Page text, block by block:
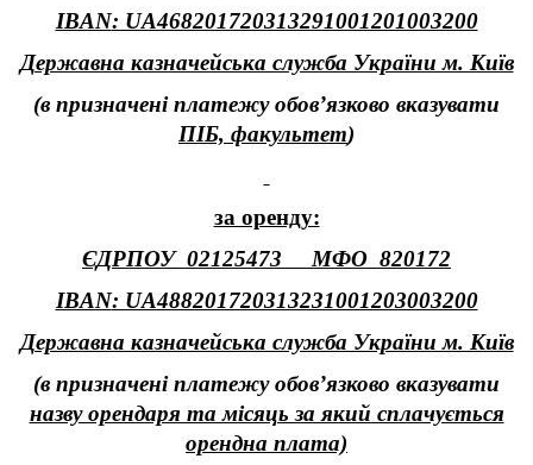
IBAN: UA468201720313291001201003200
Державна казначейська служба України м. Київ
(в призначені платежу обов’язково вказувати
ПІБ, факультет)
за оренду:
ЄДРПОУ 02125473 МФО 820172
IBAN: UA488201720313231001203003200
Державна казначейська служба України м. Київ
(в призначені платежу обов’язково вказувати
назву орендаря та місяць за який сплачується
орендна плата)